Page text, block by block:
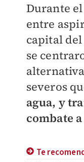
Durante el
entre
capital
se
severos
agua, y
combate
Te